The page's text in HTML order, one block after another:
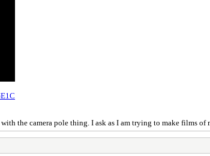
the camera pole thing. I ask as I am trying to make films of